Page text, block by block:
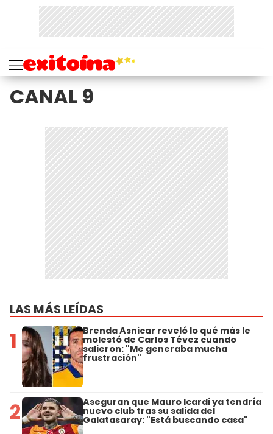
CANAL 9
LAS MÁS LEÍDAS
1 Brenda Asnicar reveló lo qué más le
molestó de Carlos Tévez cuando
salieron: "Me generaba mucha
frustración"
2 Aseguran que Mauro Icardi ya tendría
nuevo club tras su salida del
Galatasaray: "Está buscando casa"